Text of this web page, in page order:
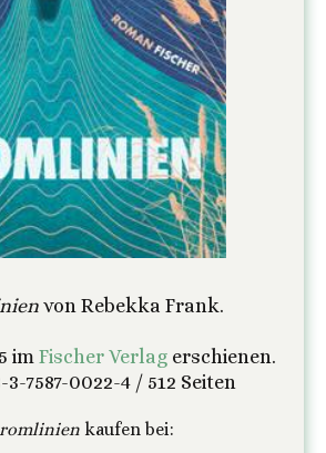
von Rebekka Frank.
im Fischer Verlag erschienen.
3-7587-0022-4 / 512 Seiten
kaufen bei: